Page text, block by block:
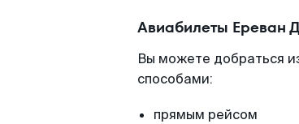
Авиабилеты Ереван
Вы можете добраться
способами:
прямым рейсом